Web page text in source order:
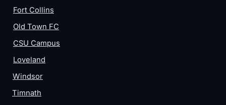
Fort Collins
Old Town FC
CSU Campus
Loveland
Windsor
Timnath